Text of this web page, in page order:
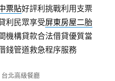
票貼好評利挑戰利用支票
利民眾享受屏東房屋二胎
機構貸款合法借貸優質當
錢管道救急程序服務
分
台北高級餐廳